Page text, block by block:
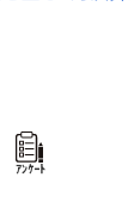
ｱﾝｹｰﾄ